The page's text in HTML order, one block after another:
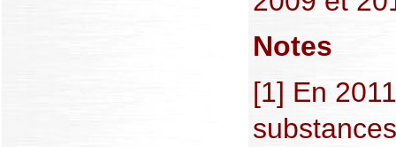
Notes
[1] En